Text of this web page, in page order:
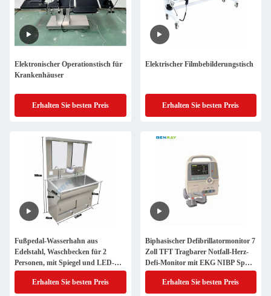
Elektronischer Operationstisch für
Krankenhäuser
Erhalten Sie besten Preis
Elektrischer Filmbebilderungstisch
Erhalten Sie besten Preis
Fußpedal-Wasserhahn aus
Edelstahl, Waschbecken für 2
Personen, mit Spiegel und LED-
Lampe
Erhalten Sie besten Preis
Biphasischer Defibrillatormonitor 7
Zoll TFT Tragbarer Notfall-Herz-
Defi-Monitor mit EKG NIBP SpO2
Temp
Erhalten Sie besten Preis